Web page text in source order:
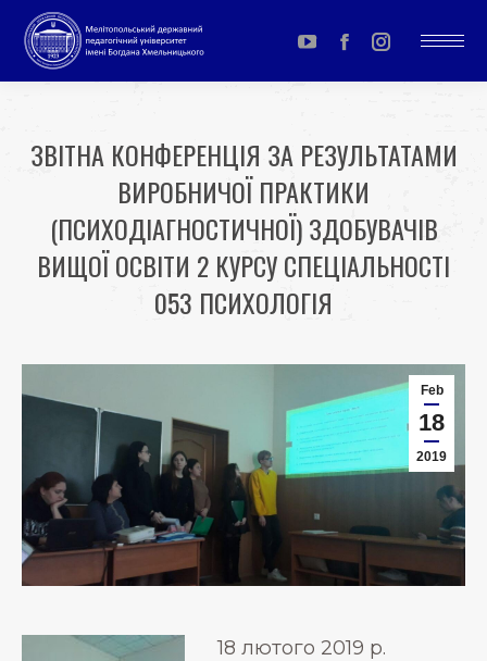
YouTube
page
in
new
window
Facebook
page
in
new
window
Instagram
page
in
window
ЗВІТНА КОНФЕРЕНЦІЯ ЗА РЕЗУЛЬТАТАМИ
ВИРОБНИЧОЇ ПРАКТИКИ
(ПСИХОДІАГНОСТИЧНОЇ) ЗДОБУВАЧІВ
ВИЩОЇ ОСВІТИ 2 КУРСУ СПЕЦІАЛЬНОСТІ
053 ПСИХОЛОГІЯ
Feb
18
2019
18 лютого 2019 р.